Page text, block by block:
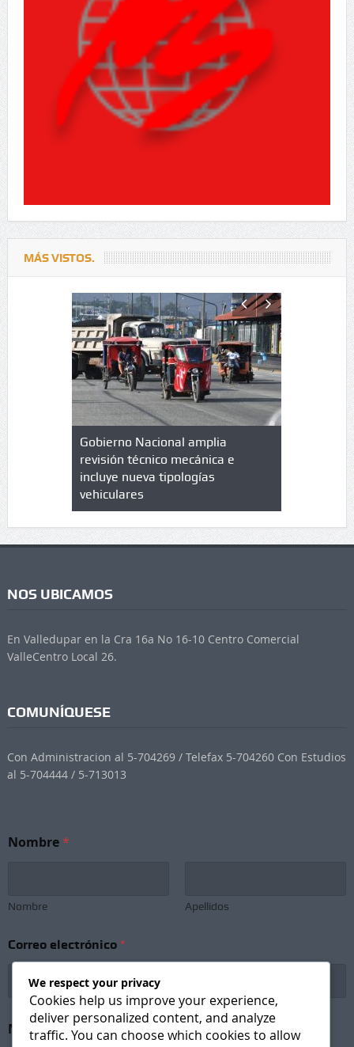
MÁS VISTOS.
en
Gobierno Nacional amplia
revisión técnico mecánica e
incluye nueva tipologías
vehiculares
Qué es
NOS UBICAMOS
En Valledupar en la Cra 16a No 16-10 Centro Comercial
ValleCentro Local 26.
COMUNÍQUESE
Con Administracion al 5-704269 / Telefax 5-704260 Con Estudios
al 5-704444 / 5-713013
Nombre*
Nombre Apellidos
Correo electrónico *
oNewsletter Subscription *
We respect your privacy
Cookies help us improve your experience,
deliver personalized content, and analyze
traffic. You can choose which cookies to allow